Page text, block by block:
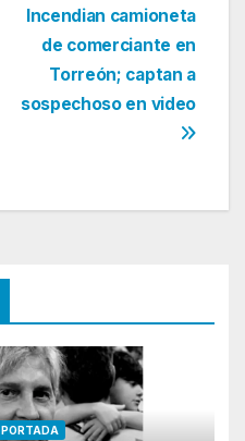
Incendian camioneta
de comerciante en
Torreón; captan a
sospechoso en video
PORTADA